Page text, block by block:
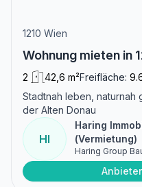
1210 Wien
Wohnung mieten in
2 42,6 m²Freifläche:
Stadtnah leben, naturnah
der Alten Donau
HI
Haring
(Vermietung)
Haring Group